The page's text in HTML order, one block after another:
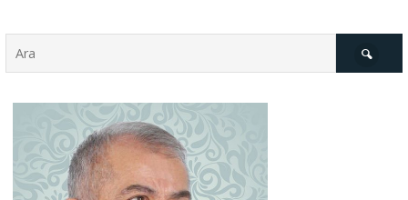
Türkiye
Derkenar